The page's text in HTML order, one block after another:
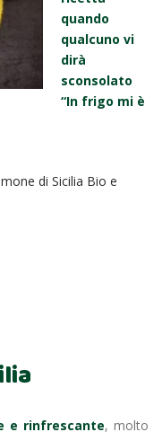
quando
qualcuno vi
dirà
sconsolato
“In frigo mi è
di Sicilia Bio e
e rinfrescante, molto